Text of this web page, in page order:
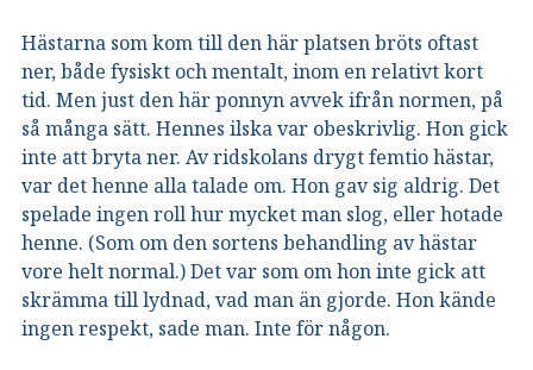
Hästarna som kom till den här platsen bröts oftast
ner, både fysiskt och mentalt, inom en relativt kort
tid. Men just den här ponnyn avvek ifrån normen, på
så många sätt. Hennes ilska var obeskrivlig. Hon gick
inte att bryta ner. Av ridskolans drygt femtio hästar,
var det henne alla talade om. Hon gav sig aldrig. Det
spelade ingen roll hur mycket man slog, eller hotade
henne. (Som om den sortens behandling av hästar
vore helt normal.) Det var som om hon inte gick att
skrämma till lydnad, vad man än gjorde. Hon kände
ingen respekt, sade man. Inte för någon.